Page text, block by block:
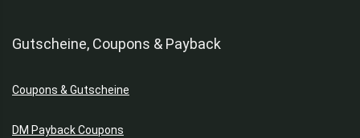
Gutscheine, Coupons & Payback
Coupons & Gutscheine
DM Payback Coupons